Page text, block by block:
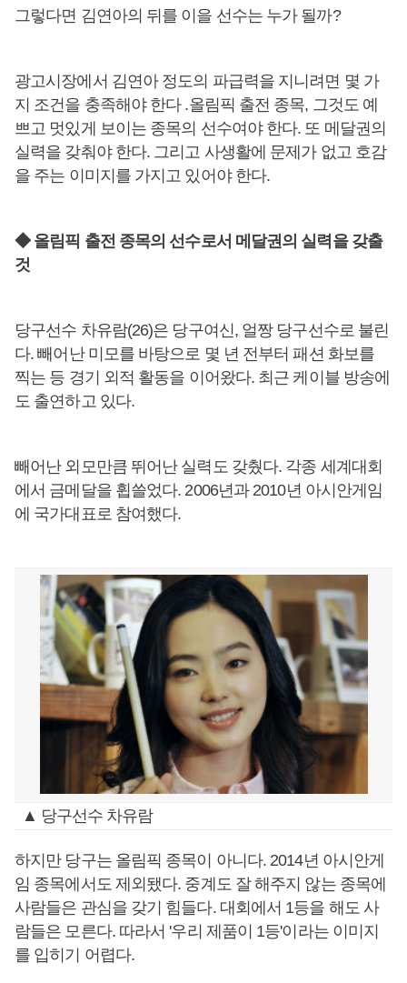
그렇다면 김연아의 뒤를 이을 선수는 누가 될까?
광고시장에서 김연아 정도의 파급력을 지니려면 몇 가
지 조건을 충족해야 한다 .올림픽 출전 종목, 그것도 예
쁘고 멋있게 보이는 종목의 선수여야 한다. 또 메달권의
실력을 갖춰야 한다. 그리고 사생활에 문제가 없고 호감
을 주는 이미지를 가지고 있어야 한다.
◆ 올림픽 출전 종목의 선수로서 메달권의 실력을 갖출
것
당구선수 차유람(26)은 당구여신, 얼짱 당구선수로 불린
다. 빼어난 미모를 바탕으로 몇 년 전부터 패션 화보를
찍는 등 경기 외적 활동을 이어왔다. 최근 케이블 방송에
도 출연하고 있다.
빼어난 외모만큼 뛰어난 실력도 갖췄다. 각종 세계대회
에서 금메달을 휩쓸었다. 2006년과 2010년 아시안게임
에 국가대표로 참여했다.
▲ 당구선수 차유람
하지만 당구는 올림픽 종목이 아니다. 2014년 아시안게
임 종목에서도 제외됐다. 중계도 잘 해주지 않는 종목에
사람들은 관심을 갖기 힘들다. 대회에서 1등을 해도 사
람들은 모른다. 따라서 '우리 제품이 1등'이라는 이미지
를 입히기 어렵다.